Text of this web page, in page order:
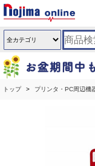
トップ プリンタ・PC周辺機